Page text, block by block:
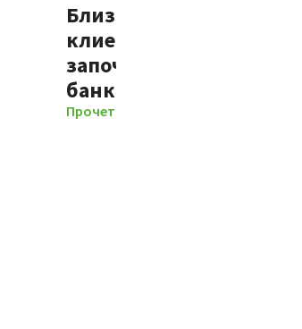
Близо 70% от новите
клиенти на Банка ДСК
започват отношенията
банката изцяло
Прочети повече